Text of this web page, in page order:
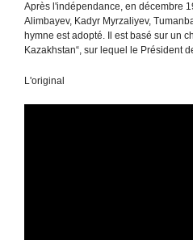
Après l'indépendance, en décembre
Alimbayev, Kadyr Myrzaliyev,
hymne est adopté. Il est basé sur un
Kazakhstan“, sur lequel le Président
L'original